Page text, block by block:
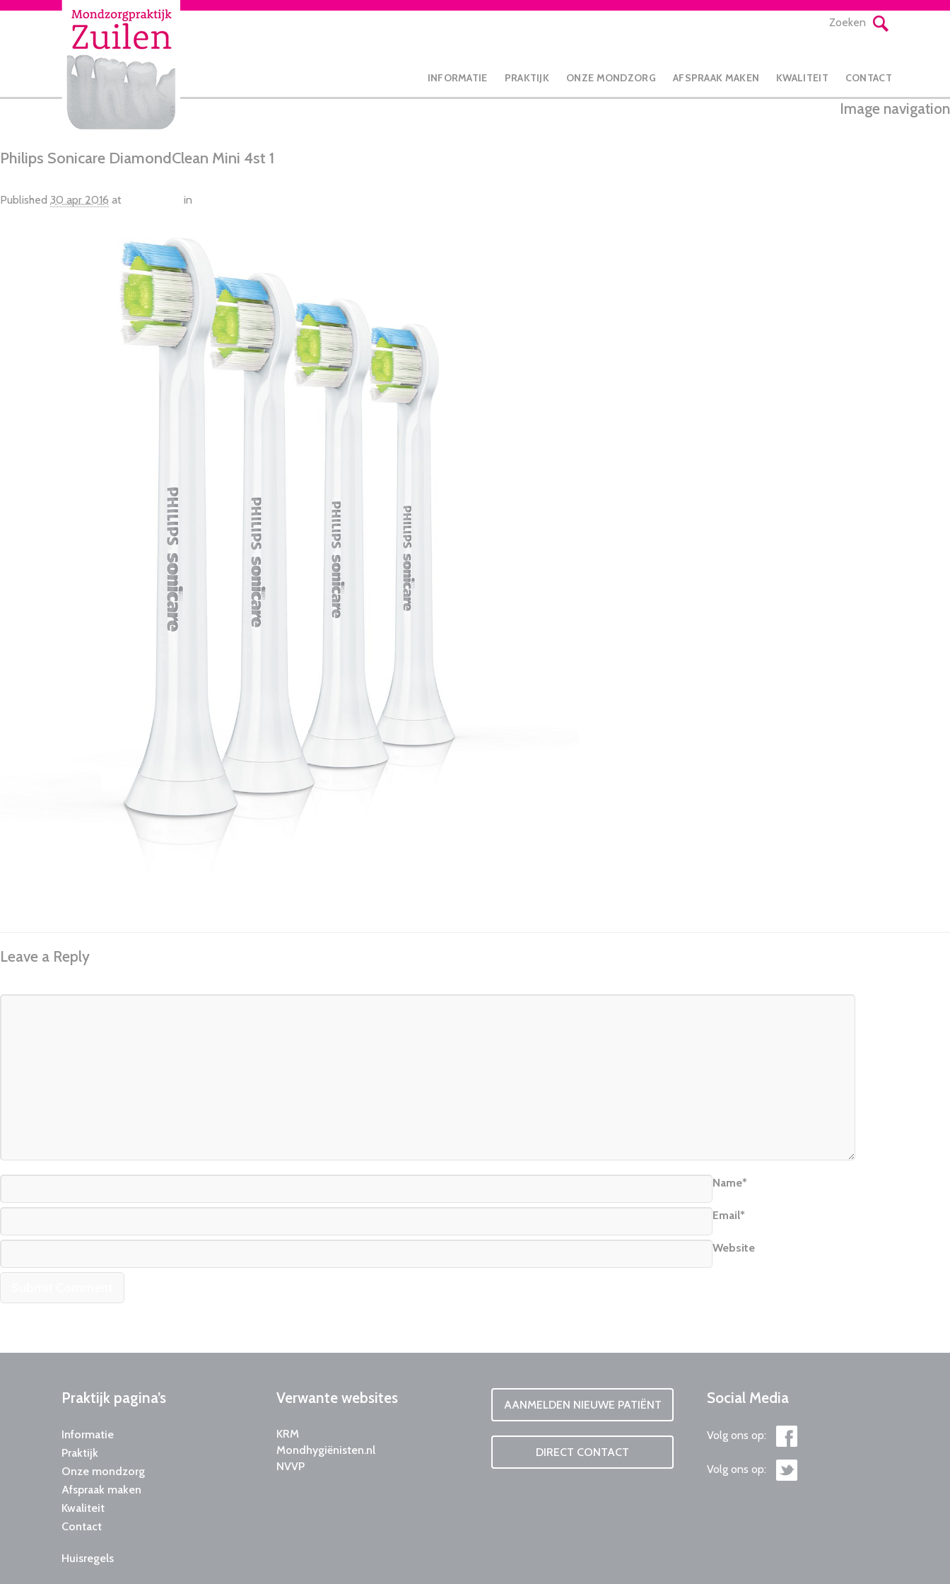
Zoeken
INFORMATIE PRAKTIJK ONZE MONDZORG AFSPRAAK MAKEN KWALITEIT CONTACT
Image navigation
Philips Sonicare DiamondClean Mini 4st 1
Published 30 apr 2016 at in
Leave a Reply
Name*
Email*
Website
Praktijk pagina’s
Informatie
Praktijk
Onze mondzorg
Afspraak maken
Kwaliteit
Contact
Huisregels
Verwante websites
KRM
Mondhygiënisten.nl
NVVP
AANMELDEN NIEUWE PATIËNT
DIRECT CONTACT
SocialMedia
Volg ons op:
Volg ons op: